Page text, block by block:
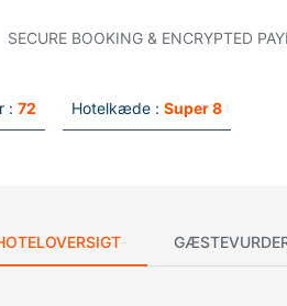
SECURE BOOKING & ENCRYPTED
: 72 Hotelkæde : Super 8